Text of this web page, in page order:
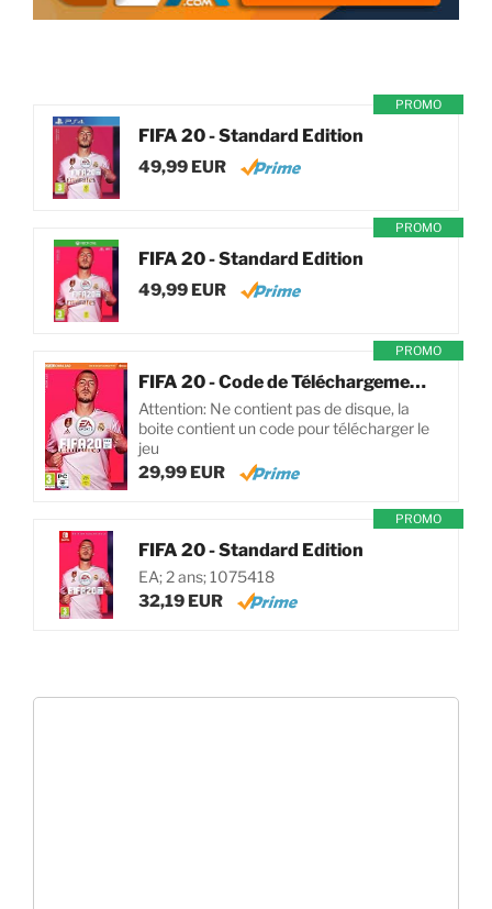
PROMO
FIFA 20 - Standard Edition
49,99 EUR
PROMO
FIFA 20 - Standard Edition
49,99 EUR
PROMO
FIFA 20 - Code de Téléchargement pour PC
Attention: Ne contient pas de disque, la
boite contient un code pour télécharger le
jeu
29,99 EUR
PROMO
FIFA 20 - Standard Edition
EA; 2 ans; 1075418
32,19 EUR